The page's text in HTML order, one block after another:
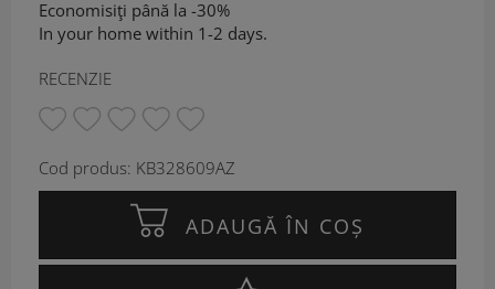
Economisiţi până la -30%
In your home within 1-2 days.
RECENZIE
Cod produs: KB328609AZ
ADAUGĂ ÎN COȘ